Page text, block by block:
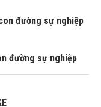
đường sự nghiệp
đường sự nghiệp